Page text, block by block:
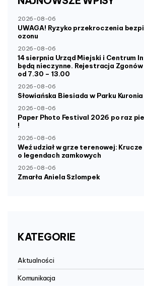
2026-08-06
UWAGA! Ryzyko przekroczenia bezpiecznego poziomu
ozonu
2026-08-06
14 sierpnia Urząd Miejski i Centrum Informacji Miejskiej
będą nieczynne. Rejestracja
od 7.30 – 13.00
2026-08-06
Słowiańska Biesiada w Parku Kuronia
2026-08-06
Paper Photo Festival 2026 po raz pierwszy w Sosnowcu
!
2026-08-06
Weź udział w grze terenowej: Krucze opowieści
o legendach zamkowych
2026-08-06
Zmarła Aniela Szlompek
KATEGORIE
Aktualności
Komunikacja